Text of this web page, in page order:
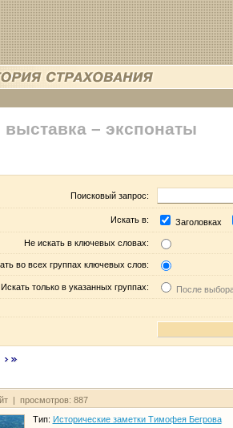
– экспонаты
Поисковый запрос:
Искать в: Заголовках
Не искать в ключевых словах:
во всех группах ключевых слов:
Искать только в указанных группах: После
| просмотров: 887
Тип: Исторические заметки Тимофея Бегрова